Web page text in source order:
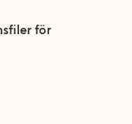
för